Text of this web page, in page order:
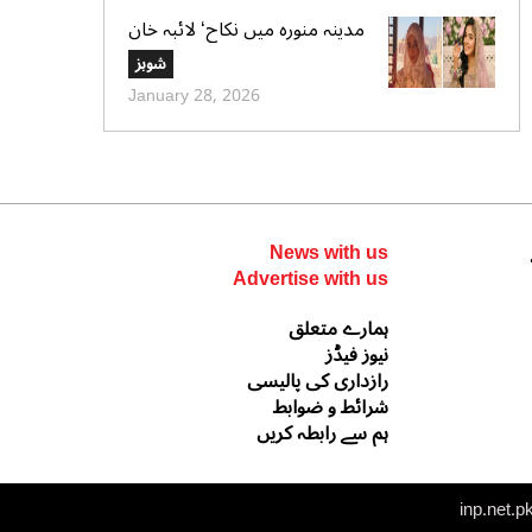
مدینہ منورہ میں نکاح‘ لائبہ خان
کی دعائے خیر کی تصاویر بھی
وائرل
شوبز
January 28, 2026
News with us
Advertise with us
ہمارے متعلق
نیوز فیڈز
رازداری کی پالیسی
شرائط و ضوابط
ہم سے رابطہ کریں